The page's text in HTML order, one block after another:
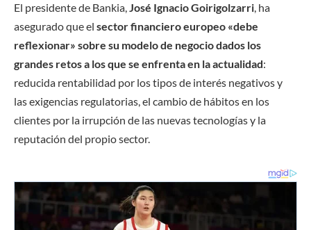
El presidente de Bankia,José Ignacio Goirigolzarri, ha
asegurado que el sector financiero europeo «debe
reflexionar» sobre su modelo de negocio dados los
grandes retos a los que se enfrenta en la actualidad:
reducida rentabilidad por los tipos de interés negativos y
las exigencias regulatorias, el cambio de hábitos en los
clientes por la irrupción de las nuevas tecnologías y la
reputación del propio sector.